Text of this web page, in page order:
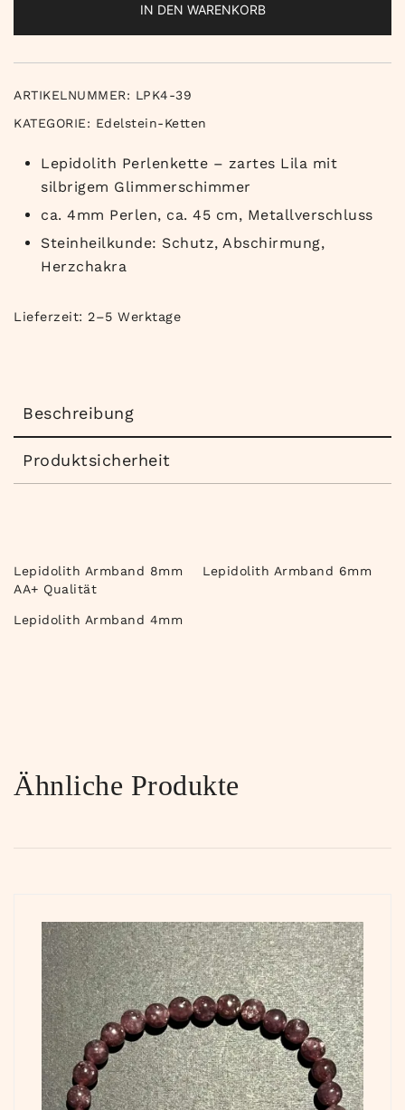
IN DEN WARENKORB
ARTIKELNUMMER: LPK4-39
KATEGORIE: Edelstein-Ketten
Lepidolith Perlenkette – zartes Lila mit
silbrigem Glimmerschimmer
ca. 4mm Perlen, ca. 45 cm, Metallverschluss
Steinheilkunde: Schutz, Abschirmung,
Herzchakra
Lieferzeit: 2–5 Werktage
Beschreibung
Produktsicherheit
Lepidolith Armband 8mm
AA+ Qualität
Lepidolith Armband 6mm
Lepidolith Armband 4mm
Ähnliche Produkte